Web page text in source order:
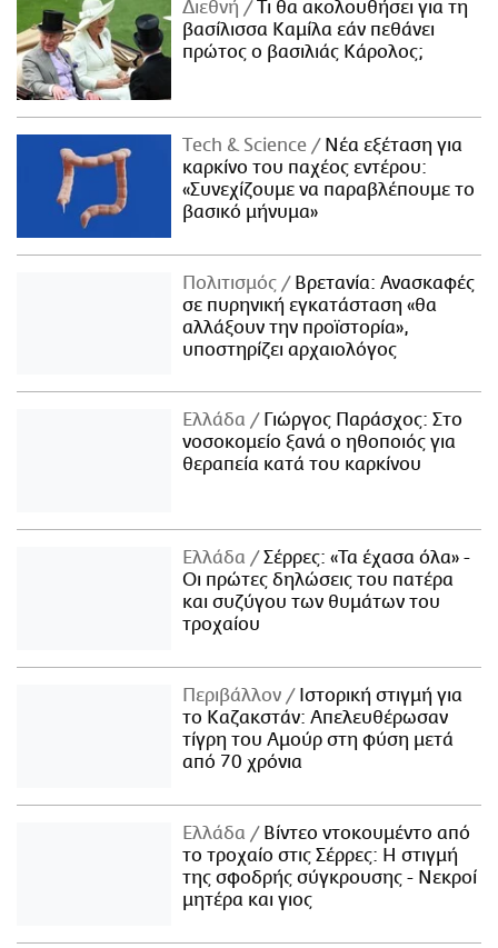
Διεθνή
Τι θα ακολουθήσει για τη
βασίλισσα Καμίλα εάν πεθάνει
πρώτος ο βασιλιάς Κάρολος;
Τech & Science
Νέα εξέταση για
καρκίνο του παχέος εντέρου:
«Συνεχίζουμε να παραβλέπουμε το
βασικό μήνυμα»
Πολιτισμός
Βρετανία: Ανασκαφές
σε πυρηνική εγκατάσταση «θα
αλλάξουν την προϊστορία»,
υποστηρίζει αρχαιολόγος
Ελλάδα
Γιώργος Παράσχος: Στο
νοσοκομείο ξανά ο ηθοποιός για
θεραπεία κατά του καρκίνου
Ελλάδα
Σέρρες: «Τα έχασα όλα» -
Οι πρώτες δηλώσεις του πατέρα
και συζύγου των θυμάτων του
τροχαίου
Περιβάλλον
Ιστορική στιγμή για
το Καζακστάν: Απελευθέρωσαν
τίγρη του Αμούρ στη φύση μετά
από 70 χρόνια
Ελλάδα
Βίντεο ντοκουμέντο από
το τροχαίο στις Σέρρες: Η στιγμή
της σφοδρής σύγκρουσης - Νεκροί
μητέρα και γιος